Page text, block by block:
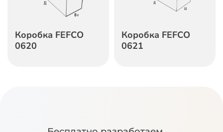
Коробка FEFCO
0620
Коробка FEFCO
0621